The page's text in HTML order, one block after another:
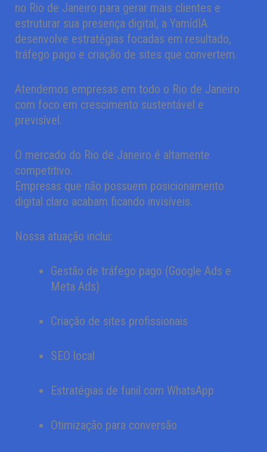
no Rio de Janeiro para gerar mais clientes e
estruturar sua presença digital, a YamídIA
desenvolve estratégias focadas em resultado,
tráfego pago e criação de sites que convertem.
Atendemos empresas em todo o Rio de Janeiro
com foco em crescimento sustentável e
previsível.
O mercado do Rio de Janeiro é altamente
competitivo.
Empresas que não possuem posicionamento
digital claro acabam ficando invisíveis.
Nossa atuação inclui:
Gestão de tráfego pago (Google Ads e
Meta Ads)
Criação de sites profissionais
SEO local
Estratégias de funil com WhatsApp
Otimização para conversão